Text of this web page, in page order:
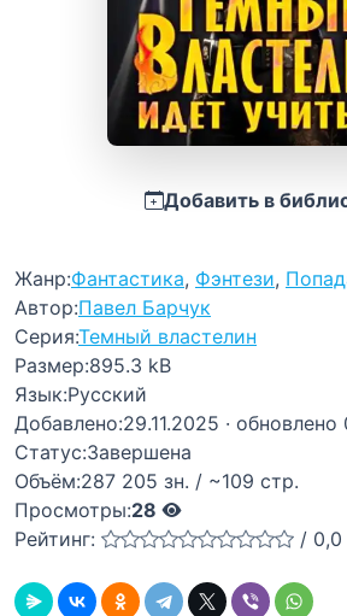
Добавить в
Жанр:Фантастика, Фэнтези,
Автор:Павел Барчук
Серия:Темный властелин
Размер:895.3 kB
Язык:Русский
Добавлено:29.11.2025 ·
Статус:Завершена
Объём:287 205 зн. / ~109 стр.
Просмотры:28
Рейтинг:
/ 0,0